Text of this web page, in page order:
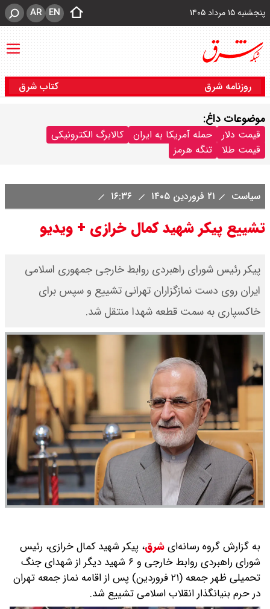
پنجشنبه ۱۵ مرداد ۱۴۰۵ EN
AR
روزنامه شرق کتاب شرق
موضوعات داغ:
قیمت دلار حمله آمریکا به ایران
کالابرگ الکترونیکی
قیمت طلا
تنگه هرمز
سیاست ۲۱ فروردین ۱۴۰۵
تشییع پیکر شهید کمال خرازی + ویدیو
پیکر رئیس شورای راهبردی روابط خارجی جمهوری اسلامی
ایران روی دست نمازگزاران تهرانی تشییع و سپس برای
خاکسپاری به سمت قطعه شهدا منتقل شد.
به گزارش گروه رسانه‌ایشرق، پیکر شهید کمال خرازی، رئیس
شورای راهبردی روابط خارجی و ۶ شهید دیگر از شهدای جنگ
تحمیلی ظهر جمعه (۲۱ فروردین) پس از اقامه نماز جمعه تهران
در حرم بنیانگذار انقلاب اسلامی تشییع شد.